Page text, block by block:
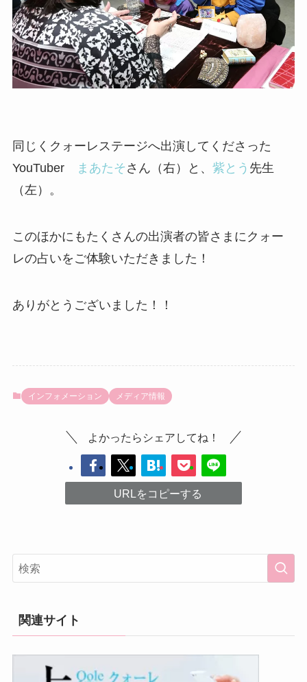
同じくクォーレステージへ出演してくださった
YouTuber
まあたそ さん（右）と、 紫とう 先生
（左）。
このほかにもたくさんの出演者の皆さまにクォー
レの占いをご体験いただきました！
ありがとうございました！！
インフォメーション メディア情報
よかったらシェアしてね！
URLをコピーする
関連サイト